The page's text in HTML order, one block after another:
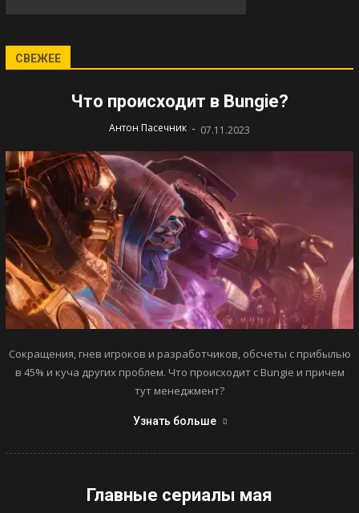
СВЕЖЕЕ
Что происходит в Bungie?
Антон Пасечник - 07.11.2023
Сокращения, гнев игроков и разработчиков, обсчеты с прибылью
в 45% и куча других проблем. Что происходит с Bungie и причем
тут менеджмент?
Узнать больше
Главные сериалы мая